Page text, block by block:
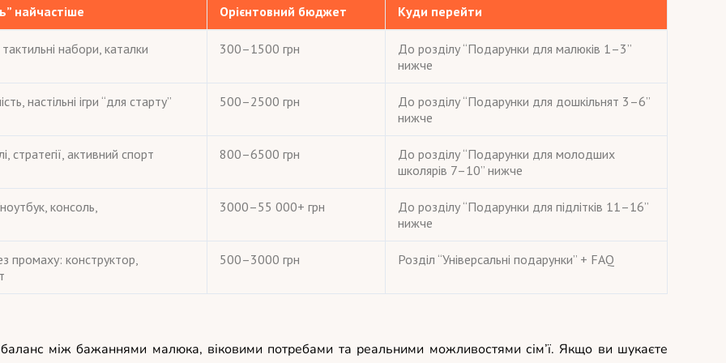
найчастіше Орієнтовний бюджет Куди перейти
набори, каталки 300–1500 грн
До розділу “Подарунки для малюків 1–3”
нижче
настільні ігри “для старту” 500–2500 грн
До розділу “Подарунки для дошкільнят 3–6”
нижче
стратегії, активний спорт 800–6500 грн
До розділу “Подарунки для молодших
школярів 7–10” нижче
консоль, 3000–55 000+ грн
До розділу “Подарунки для підлітків 11–16”
нижче
промаху: конструктор,
500–3000 грн Розділ “Універсальні подарунки” + FAQ
між бажаннями малюка, віковими потребами та реальними можливостями сім’ї. Якщо ви шукаєте